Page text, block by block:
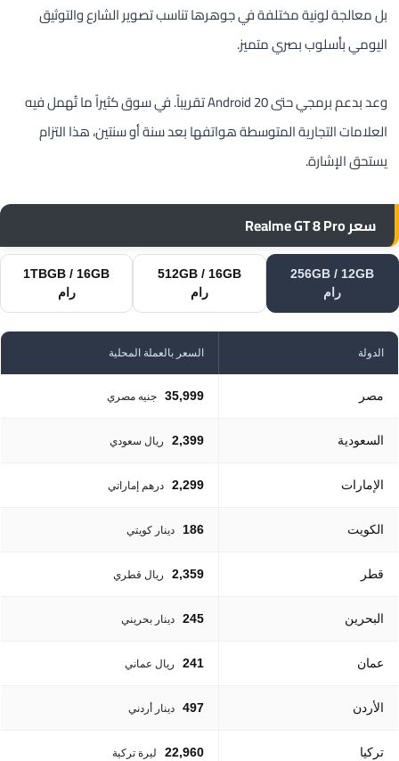
بل معالجة لونية مختلفة في جوهرها تناسب تصوير الشارع والتوثيق
اليومي بأسلوب بصري متميز.
وعد بدعم برمجي حتى Android 20 تقريباً. في سوق كثيراً ما تُهمل فيه
العلامات التجارية المتوسطة هواتفها بعد سنة أو سنتين، هذا التزام
يستحق الإشارة.
سعر Realme GT 8 Pro
256GB / 12GB
رام
512GB / 16GB
رام
1TBGB / 16GB
رام
الدولة السعر بالعملة المحلية
مصر 35,999 جنيه مصري
السعودية 2,399 ريال سعودي
الإمارات 2,299 درهم إماراتي
الكويت 186 دينار كويتي
قطر 2,359 ريال قطري
البحرين 245 دينار بحريني
عمان 241 ريال عماني
الأردن 497 دينار أردني
تركيا 22,960 ليرة تركية